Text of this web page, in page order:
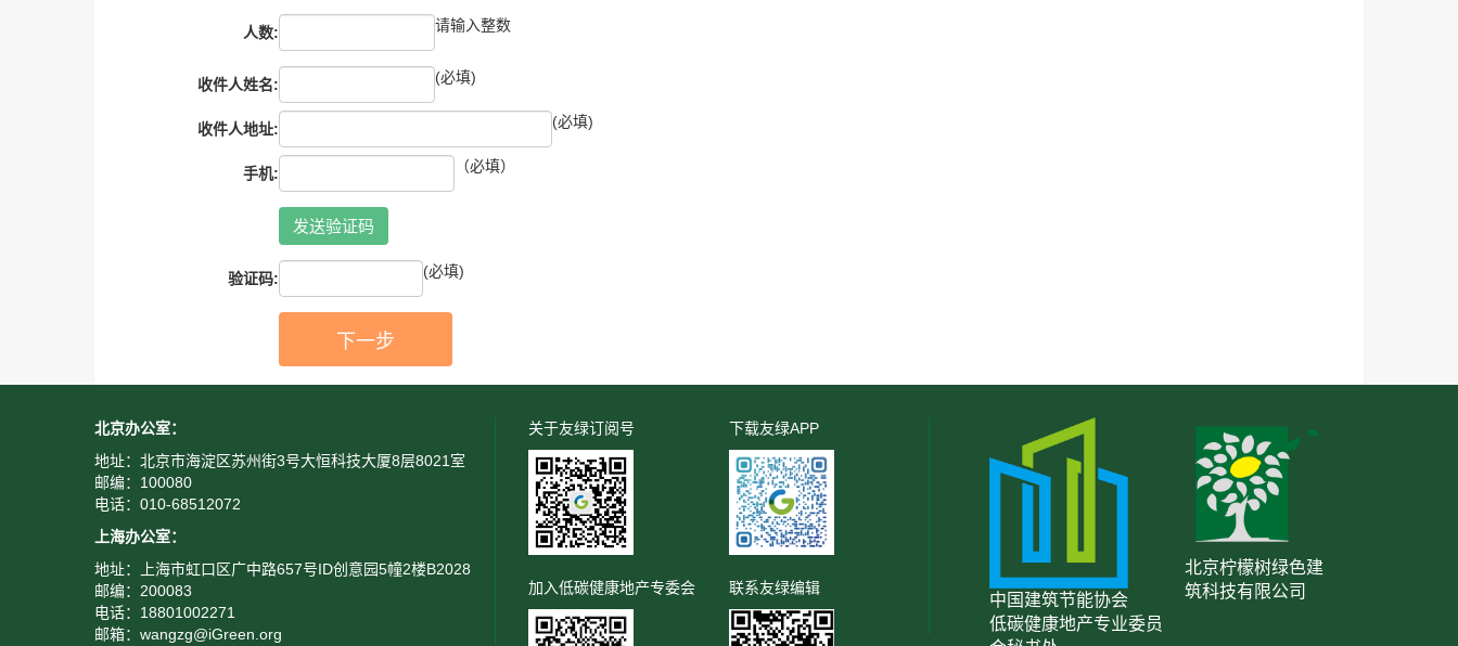
人数: 请输入整数
收件人姓名: (必填)
收件人地址: (必填)
手机: （必填）
发送验证码
验证码: (必填)
下一步
北京办公室：
地址：北京市海淀区苏州街3号大恒科技大厦8层8021室
邮编：100080
电话：010-68512072
上海办公室：
地址：上海市虹口区广中路657号ID创意园5幢2楼B2028
邮编：200083
电话：18801002271
邮箱：wangzg@iGreen.org
关于友绿订阅号 下载友绿APP
加入低碳健康地产专委会 联系友绿编辑
中国建筑节能协会
低碳健康地产专业委员
北京柠檬树绿色建
筑科技有限公司